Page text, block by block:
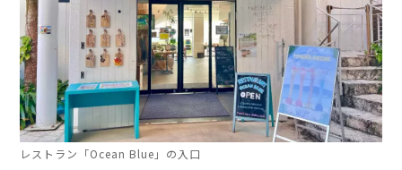
レストラン「Ocean Blue」の入口